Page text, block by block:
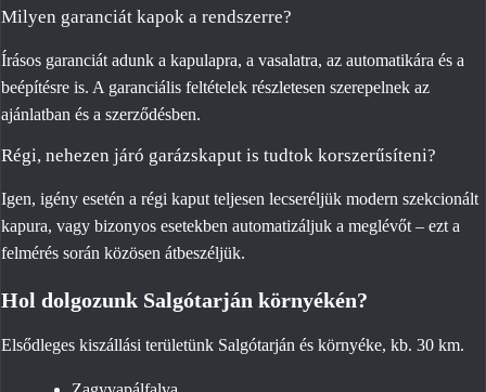
Milyen garanciát kapok a rendszerre?
Írásos garanciát adunk a kapulapra, a vasalatra, az automatikára és a
beépítésre is. A garanciális feltételek részletesen szerepelnek az
ajánlatban és a szerződésben.
Régi, nehezen járó garázskaput is tudtok korszerűsíteni?
Igen, igény esetén a régi kaput teljesen lecseréljük modern szekcionált
kapura, vagy bizonyos esetekben automatizáljuk a meglévőt – ezt a
felmérés során közösen átbeszéljük.
Hol dolgozunk Salgótarján környékén?
Elsődleges kiszállási területünk Salgótarján és környéke, kb. 30 km.